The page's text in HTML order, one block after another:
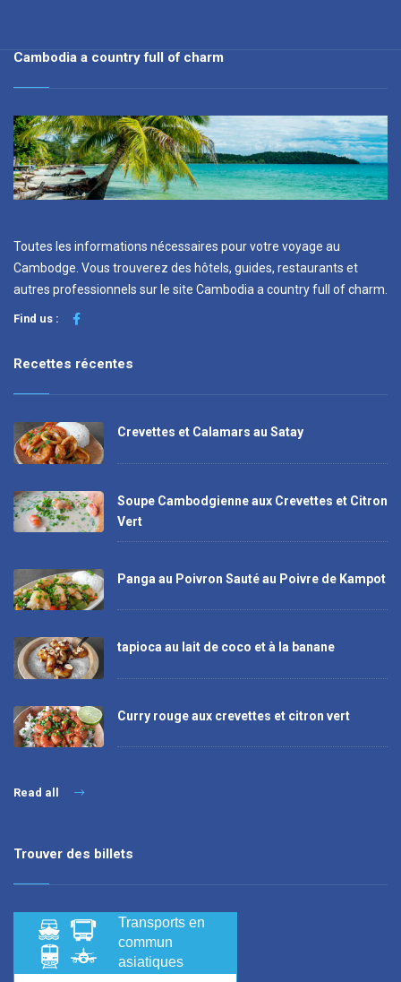
Cambodia a country full of charm
Toutes les informations nécessaires pour votre voyage au
Cambodge. Vous trouverez des hôtels, guides, restaurants et
autres professionnels sur le site Cambodia a country full of charm.
Find us :
Recettes récentes
Crevettes et Calamars au Satay
Soupe Cambodgienne aux Crevettes et Citron
Vert
Panga au Poivron Sauté au Poivre de Kampot
tapioca au lait de coco et à la banane
Curry rouge aux crevettes et citron vert
Read all
Trouver des billets
Transports en
commun
asiatiques